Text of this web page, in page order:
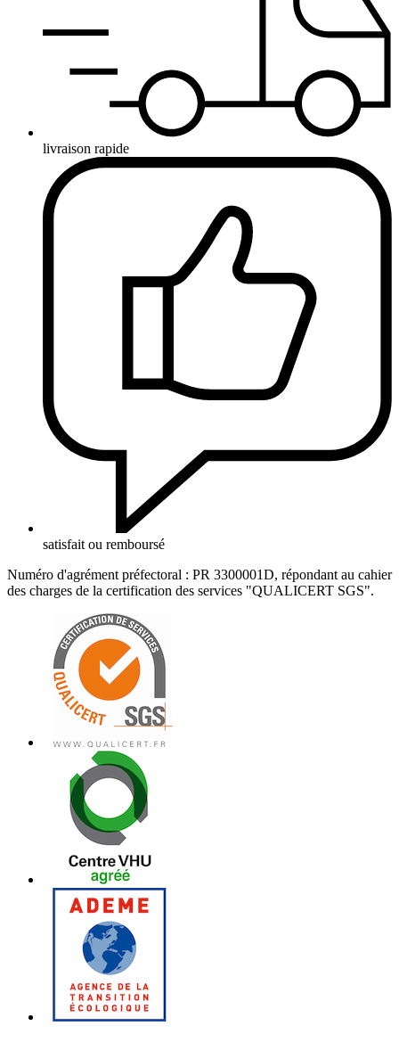
livraison rapide
satisfait ou remboursé
Numéro d'agrément préfectoral : PR 3300001D, répondant au cahier
des charges de la certification des services "QUALICERT SGS".